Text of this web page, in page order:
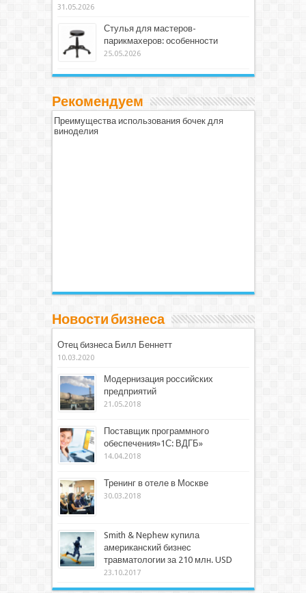
31.05.2026
Стулья для мастеров-
парикмахеров: особенности
25.05.2026
Рекомендуем
Преимущества использования бочек для
виноделия
Новости бизнеса
Отец бизнеса Билл Беннетт
10.03.2020
Модернизация российских
предприятий
21.05.2018
Поставщик программного
обеспечения»1С: ВДГБ»
14.04.2018
Тренинг в отеле в Москве
30.03.2018
Smith & Nephew купила
американский бизнес
травматологии за 210 млн. USD
23.10.2017